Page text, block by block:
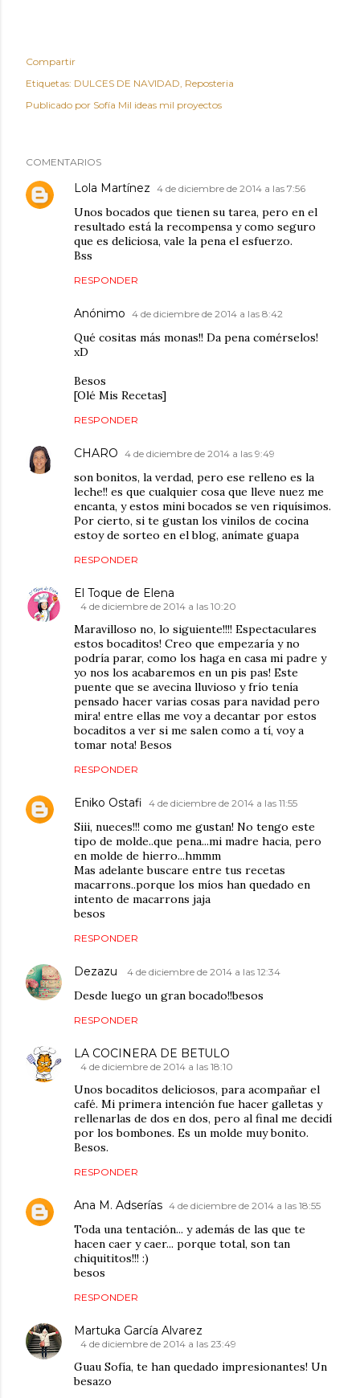
Compartir
Etiquetas: DULCES DE NAVIDAD Reposteria
Publicado por Sofía Mil ideas mil proyectos
COMENTARIOS
Lola Martínez 4 de diciembre de 2014 a las 7:56
Unos bocados que tienen su tarea, pero en el
resultado está la recompensa y como seguro
que es deliciosa, vale la pena el esfuerzo.
Bss
RESPONDER
Anónimo 4 de diciembre de 2014 a las 8:42
Qué cositas más monas!! Da pena comérselos!
xD
Besos
[Olé Mis Recetas]
RESPONDER
CHARO 4 de diciembre de 2014 a las 9:49
son bonitos, la verdad, pero ese relleno es la
leche!! es que cualquier cosa que lleve nuez me
encanta, y estos mini bocados se ven riquísimos.
Por cierto, si te gustan los vinilos de cocina
estoy de sorteo en el blog, anímate guapa
RESPONDER
El Toque de Elena
4 de diciembre de 2014 a las 10:20
Maravilloso no, lo siguiente!!!! Espectaculares
estos bocaditos! Creo que empezaría y no
podría parar, como los haga en casa mi padre y
yo nos los acabaremos en un pis pas! Este
puente que se avecina lluvioso y frío tenía
pensado hacer varias cosas para navidad pero
mira! entre ellas me voy a decantar por estos
bocaditos a ver si me salen como a tí, voy a
tomar nota! Besos
RESPONDER
Eniko Ostafi 4 de diciembre de 2014 a las 11:55
Siii, nueces!!! como me gustan! No tengo este
tipo de molde..que pena...mi madre hacia, pero
en molde de hierro...hmmm
Mas adelante buscare entre tus recetas
macarrons..porque los míos han quedado en
intento de macarrons jaja
besos
RESPONDER
Dezazu 4 de diciembre de 2014 a las 12:34
Desde luego un gran bocado!!besos
RESPONDER
LA COCINERA DE BETULO
4 de diciembre de 2014 a las 18:10
Unos bocaditos deliciosos, para acompañar el
café. Mi primera intención fue hacer galletas y
rellenarlas de dos en dos, pero al final me decidí
por los bombones. Es un molde muy bonito.
Besos.
RESPONDER
Ana M. Adserías 4 de diciembre de 2014 a las 18:55
Toda una tentación... y además de las que te
hacen caer y caer... porque total, son tan
chiquititos!!! :)
besos
RESPONDER
Martuka García Alvarez
4 de diciembre de 2014 a las 23:49
Guau Sofía, te han quedado impresionantes! Un
besazo